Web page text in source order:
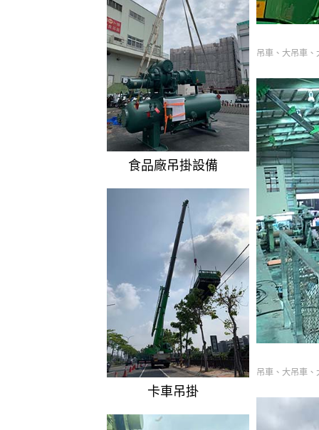
食品廠吊掛設備
卡車吊掛
吊車、大吊車
吊車、大吊車